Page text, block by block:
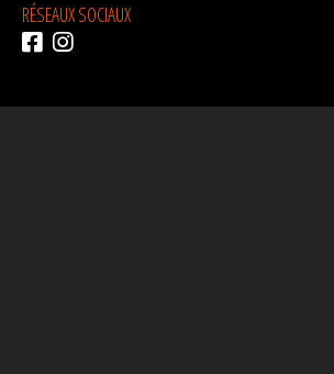
RÉSEAUX SOCIAUX